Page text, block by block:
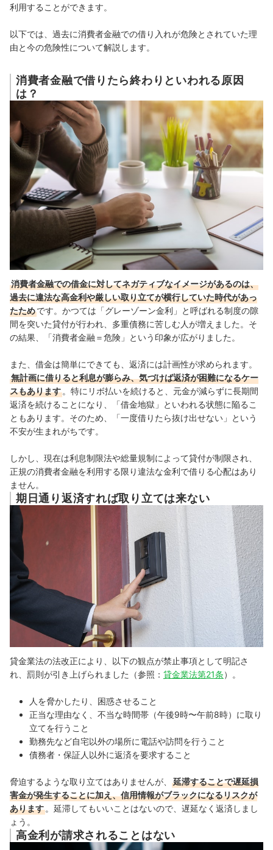
利用することができます。
以下では、過去に消費者金融での借り入れが危険とされていた理
由と今の危険性について解説します。
消費者金融で借りたら終わりといわれる原因
は？
消費者金融での借金に対してネガティブなイメージがあるのは、
過去に違法な高金利や厳しい取り立てが横行していた時代があっ
たためです。かつては「グレーゾーン金利」と呼ばれる制度の隙
間を突いた貸付が行われ、多重債務に苦しむ人が増えました。そ
の結果、「消費者金融＝危険」という印象が広がりました。
また、借金は簡単にできても、返済には計画性が求められます。
無計画に借りると利息が膨らみ、気づけば返済が困難になるケー
スもあります 。特にリボ払いを続けると、元金が減らずに長期間
返済を続けることになり、「借金地獄」といわれる状態に陥るこ
ともあります。そのため、「一度借りたら抜け出せない」という
不安が生まれがちです。
しかし、現在は利息制限法や総量規制によって貸付が制限され、
正規の消費者金融を利用する限り違法な金利で借りる心配はあり
ません。
期日通り返済すれば取り立ては来ない
貸金業法の法改正により、以下の観点が禁止事項として明記さ
れ、罰則が引き上げられました（参照： 貸金業法第21条）。
人を脅かしたり、困惑させること
正当な理由なく、不当な時間帯（午後9時〜午前8時）に取り
立てを行うこと
勤務先など自宅以外の場所に電話や訪問を行うこと
債務者・保証人以外に返済を要求すること
脅迫するような取り立てはありませんが、
延滞することで遅延損
害金が発生することに加え、信用情報がブラックになるリスクが
あります。延滞してもいいことはないので、遅延なく返済しまし
ょう。
高金利が請求されることはない